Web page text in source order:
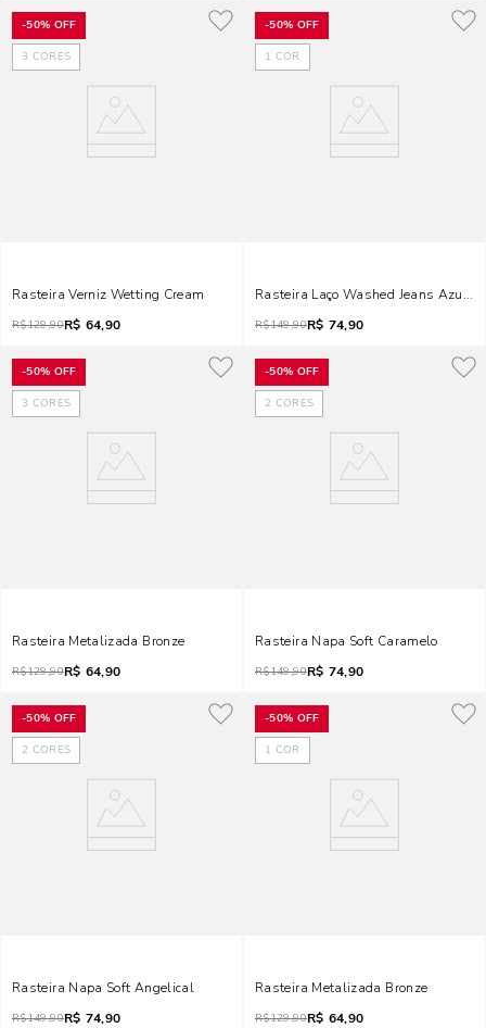
-50% OFF
3 CORES
Rasteira Verniz Wetting Cream
R$129,90R$ 64,90
-50% OFF
1 COR
Rasteira Laço Washed Jeans Azul
R$149,90R$ 74,90
-50% OFF
3 CORES
Rasteira Metalizada Bronze
R$129,90R$ 64,90
-50% OFF
2 CORES
Rasteira Napa Soft Caramelo
R$149,90R$ 74,90
-50% OFF
2 CORES
Rasteira Napa Soft Angelical
R$149,90R$ 74,90
-50% OFF
1 COR
Rasteira Metalizada Bronze
R$129,90R$ 64,90